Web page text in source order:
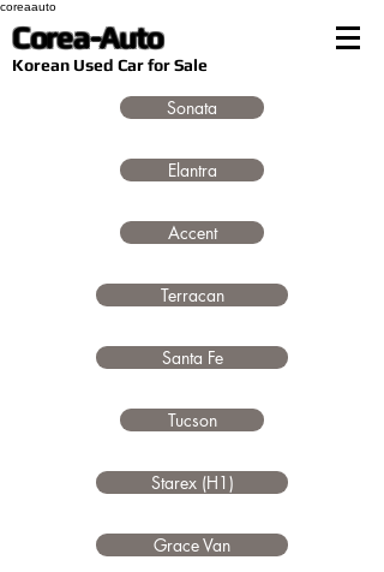
coreaauto
Corea-Auto
​Korean Used Car for Sale
Sonata
Elantra
Accent
Terracan
Santa Fe
Tucson
Starex (H1)
Grace Van